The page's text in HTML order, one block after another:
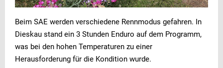
Beim SAE werden verschiedene Rennmodus gefahren. In
Dieskau stand ein 3 Stunden Enduro auf dem Programm,
was bei den hohen Temperaturen zu einer
Herausforderung für die Kondition wurde.